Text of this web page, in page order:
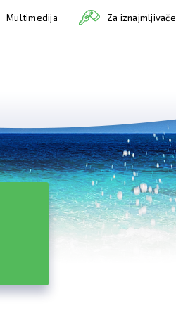
Multimedija Za iznajmljivače